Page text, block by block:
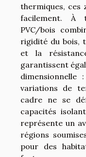
thermiques, ces
facilement. À
PVC/bois
rigidité du bois,
et la
garantissent
variations de
cadre ne se
capacités
représente un
régions
pour des